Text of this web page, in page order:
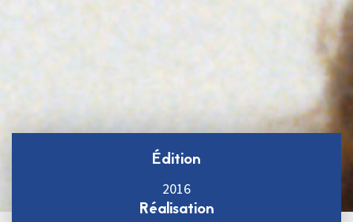
Édition
2016
Réalisation